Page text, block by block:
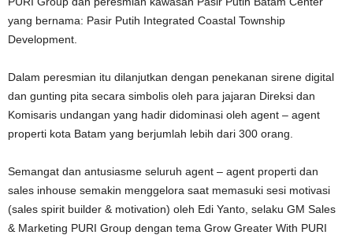
yang bernama: Pasir Putih Integrated Coastal Township
Development.
Dalam peresmian itu dilanjutkan dengan penekanan sirene digital
dan gunting pita secara simbolis oleh para jajaran Direksi dan
Komisaris undangan yang hadir didominasi oleh agent – agent
properti kota Batam yang berjumlah lebih dari 300 orang.
Semangat dan antusiasme seluruh agent – agent properti dan
sales inhouse semakin menggelora saat memasuki sesi motivasi
(sales spirit builder & motivation) oleh Edi Yanto, selaku GM Sales
& Marketing PURI Group dengan tema Grow Greater With PURI